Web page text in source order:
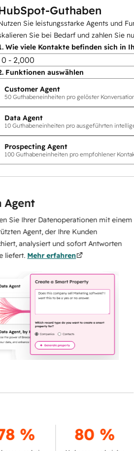
Guthaben
Sie leistungsstarke Agents und
Sie bei Bedarf und zahlen Sie
Wie viele Kontakte befinden sich in
0 - 2,000
Funktionen auswählen
Customer Agent
50 Guthabeneinheiten pro gelöster
Data Agent
10 Guthabeneinheiten pro ausgeführten
Prospecting Agent
100 Guthabeneinheiten pro empfohlener
Datenoperationen mit einem
der Ihre Kunden
und sofort Antworten
Mehr erfahren
80 %